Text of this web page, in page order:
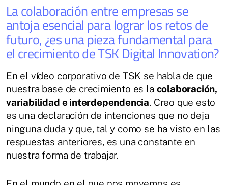
La colaboración entre empresas se
antoja esencial para lograr los retos de
futuro, ¿es una pieza fundamental para
el crecimiento de TSK Digital Innovation?
En el vídeo corporativo de TSK se habla de que
nuestra base de crecimiento es la colaboración,
variabilidad e interdependencia. Creo que esto
es una declaración de intenciones que no deja
ninguna duda y que, tal y como se ha visto en las
respuestas anteriores, es una constante en
nuestra forma de trabajar.